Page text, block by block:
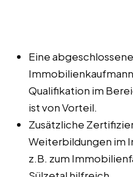
Eine
Qualifikation im
ist von Vorteil.
Zusätzliche
Weiterbildungen im
z.B. zum